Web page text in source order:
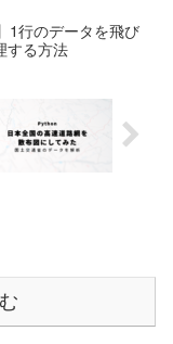
1行のデータを飛び
する方法